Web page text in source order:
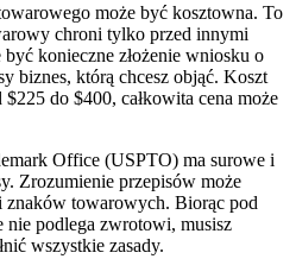
może być kosztowna. To
chroni tylko przed innymi
konieczne złożenie wniosku o
biznes, którą chcesz objąć. Koszt
do $400, całkowita cena może
Office (USPTO) ma surowe i
Zrozumienie przepisów może
towarowych. Biorąc pod
nie podlega zwrotowi, musisz
wszystkie zasady.